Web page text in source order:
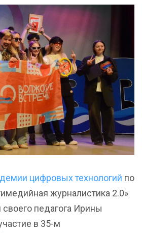
цифровых технологий по
журналистика 2.0»
педагога Ирины
в 35-м